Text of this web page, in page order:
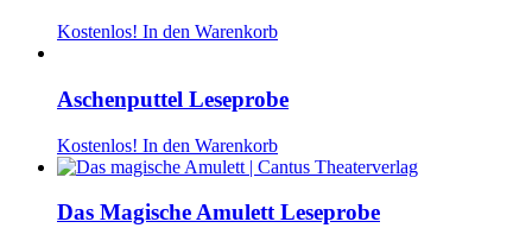
Kostenlos! In den Warenkorb
Aschenputtel Leseprobe
Kostenlos! In den Warenkorb
Das Magische Amulett Leseprobe